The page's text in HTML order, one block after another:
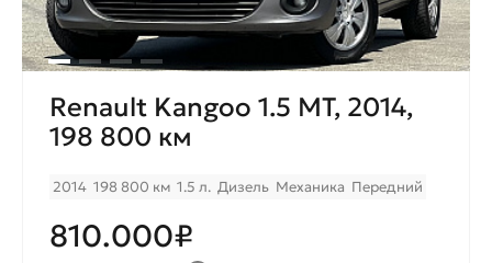
Renault Kangoo 1.5 МТ, 2014,
198 800 км
2014 198 800 км 1.5 л. Дизель Механика Передний
810.000₽